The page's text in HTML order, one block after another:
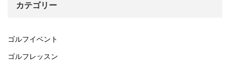
カテゴリー
ゴルフイベント
ゴルフレッスン